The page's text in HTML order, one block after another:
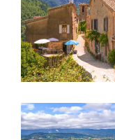
transparent.
Nos Services
1. Estimation
Vous souhaitez
fourniront une
d'une analyse